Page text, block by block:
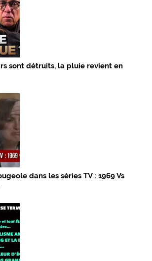
sont détruits, la pluie revient en
dans les séries TV : 1969 Vs